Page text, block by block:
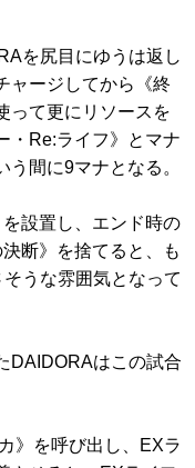
を尻目にゆうは返し
ャージしてから
《終
って更にリソースを
・Re:ライフ》
とマナ
間に9マナとなる。
を設置し、エンド時の
断》
を捨てると、も
うな雰囲気となって
DAIDORAはこの試合
》
を呼び出し、EXラ